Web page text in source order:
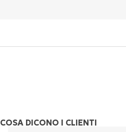
COSA DICONO I CLIENTI